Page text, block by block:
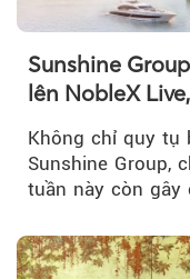
Sunshine
lên NobleX
Không chỉ quy tụ
Sunshine Group,
tuần này còn gây